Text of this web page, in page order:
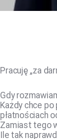
Pracuję „za
Gdy
Każdy chce
płatnościach
Zamiast tego
Ile tak